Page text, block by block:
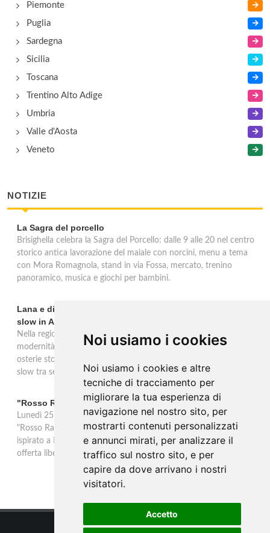
Noi usiamo i cookies
Noi usiamo i cookies e altre
tecniche di tracciamento per
migliorare la tua esperienza di
navigazione nel nostro sito, per
mostrarti contenuti personalizzati
e annunci mirati, per analizzare il
traffico sul nostro sito, e per
capire da dove arrivano i nostri
visitatori.
Accetto
Piemonte
Puglia
Sardegna
Sicilia
Toscana
Trentino Alto Adige
Umbria
Valle d'Aosta
Veneto
NOTIZIE
La Sagra del porcello
Brisighella celebra la Sagra del Porcello: dalle 9 alle 20 nel centro
storico antica lavorazione del maiale con norcini, menu a tema
con Mora Romagnola, stand in via Fossa, mercato, trenino
panoramico, musica e giochi per bambini.
Lana e dintorni: Törggelen, vini d'eccellenza e vacanze
slow in Alto Adige
Nella regione di Lana in Alto Adige tradizione contadina e
modernità si fondono in un'esperienza autentica. Törggelen nelle
osterie storiche, vini da antiche tradizioni vitivinicole e vacanze
slow tra sentieri delle rogge e produttori locali.
"Rosso Rame" in scena a Collepasso il 25 agosto
Lunedì 25 agosto al Palazzo Baronale di Collepasso va in scena
"Rosso Rame", spettacolo di Mary Negro e Gabriele Polimeno
ispirato a Dario Fo e Franca Rame. Ingresso con prenotazione e
offerta libera alle ore 21.